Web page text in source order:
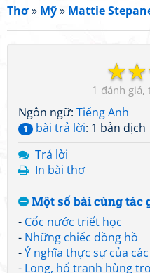
Thơ» Mỹ» Mattie
☆
☆
1
Ngôn ngữ: Tiếng Anh
1 bài trả lời: 1 bản dịch
Trả lời
In bài thơ
Một số bài cùng tác
- Cốc nước triết học
- Những chiếc đồng hồ
-Ý nghĩa thực sự của
- Long, hổ tranh hùng